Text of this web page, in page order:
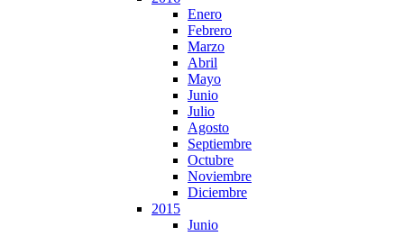
Enero
Febrero
Marzo
Abril
Mayo
Junio
Julio
Agosto
Septiembre
Octubre
Noviembre
Diciembre
2015
Junio